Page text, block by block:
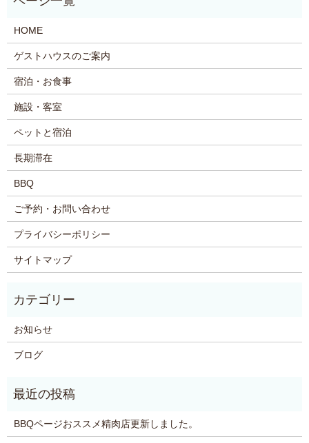
HOME
ゲストハウスのご案内
宿泊・お食事
施設・客室
ペットと宿泊
長期滞在
BBQ
ご予約・お問い合わせ
プライバシーポリシー
サイトマップ
お知らせ
ブログ
BBQページおススメ精肉店更新しました。